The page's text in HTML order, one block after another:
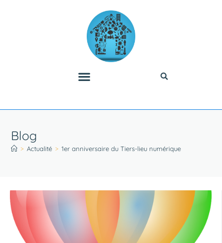
Blog
> Actualité > 1er anniversaire du Tiers-lieu numérique